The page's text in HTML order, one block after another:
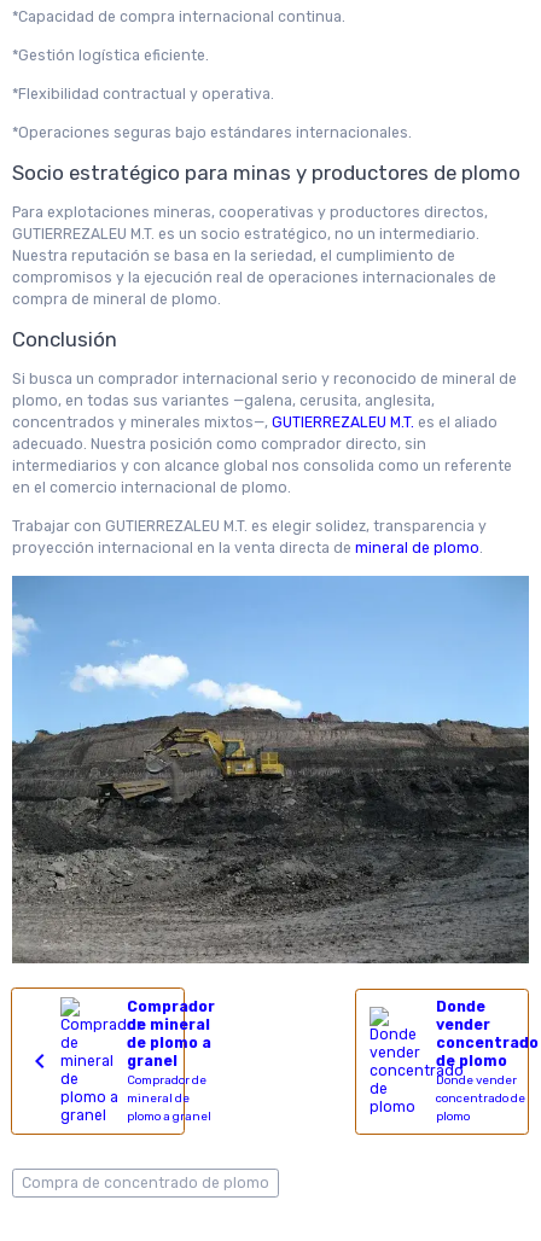
*Capacidad de compra internacional continua.
*Gestión logística eficiente.
*Flexibilidad contractual y operativa.
*Operaciones seguras bajo estándares internacionales.
Socio estratégico para minas y productores de plomo
Para explotaciones mineras, cooperativas y productores directos,
GUTIERREZALEU M.T. es un socio estratégico, no un intermediario.
Nuestra reputación se basa en la seriedad, el cumplimiento de
compromisos y la ejecución real de operaciones internacionales de
compra de mineral de plomo.
Conclusión
Si busca un comprador internacional serio y reconocido de mineral de
plomo, en todas sus variantes —galena, cerusita, anglesita,
concentrados y minerales mixtos—, GUTIERREZALEU M.T. es el aliado
adecuado. Nuestra posición como comprador directo, sin
intermediarios y con alcance global nos consolida como un referente
en el comercio internacional de plomo.
Trabajar con GUTIERREZALEU M.T. es elegir solidez, transparencia y
proyección internacional en la venta directa de mineral de plomo.
Comprador
de mineral
de plomo a
granel
Comprador de
mineral de
plomo a granel
Donde
vender
concentrado
de plomo
Donde vender
concentrado de
plomo
Compra de concentrado de plomo